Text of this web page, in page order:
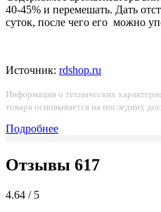
40-45% и перемешать. Дать
суток, после чего его можно
Источник: rdshop.ru
Информация о технических
товара основывается на последних
Подробнее
Отзывы 617
4.64 / 5